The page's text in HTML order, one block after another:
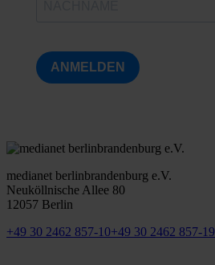
ANMELDEN
medianet berlinbrandenburg e.V.
Neuköllnische Allee 80
12057 Berlin
+49 30 2462 857-10+49 30 2462 857-19